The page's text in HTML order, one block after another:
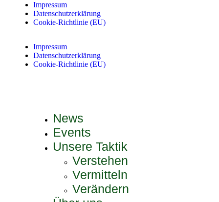
Impressum
Datenschutzerklärung
Cookie-Richtlinie (EU)
Impressum
Datenschutzerklärung
Cookie-Richtlinie (EU)
News
Events
Unsere Taktik
Verstehen
Vermitteln
Verändern